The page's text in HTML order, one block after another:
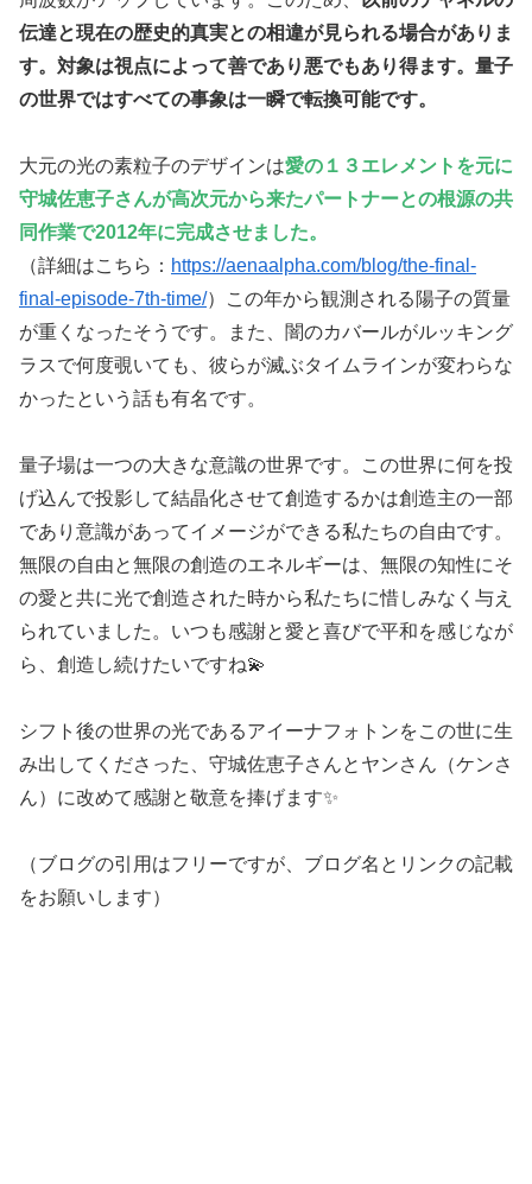
伝達と現在の歴史的真実との相違が見られる場合がありま
す。対象は視点によって善であり悪でもあり得ます。量子
の世界ではすべての事象は一瞬で転換可能です。
大元の光の素粒子のデザインは愛の１３エレメントを元に
守城佐恵子さんが高次元から来たパートナーとの根源の共
同作業で2012年に完成させました。
（詳細はこちら： https://aenaalpha.com/blog/the-final-
final-episode-7th-time/）この年から観測される陽子の質量
が重くなったそうです。また、闇のカバールがルッキング
ラスで何度覗いても、彼らが滅ぶタイムラインが変わらな
かったという話も有名です。
量子場は一つの大きな意識の世界です。この世界に何を投
げ込んで投影して結晶化させて創造するかは創造主の一部
であり意識があってイメージができる私たちの自由です。
無限の自由と無限の創造のエネルギーは、無限の知性にそ
の愛と共に光で創造された時から私たちに惜しみなく与え
られていました。いつも感謝と愛と喜びで平和を感じなが
ら、創造し続けたいですね💫
シフト後の世界の光であるアイーナフォトンをこの世に生
み出してくださった、守城佐恵子さんとヤンさん（ケンさ
ん）に改めて感謝と敬意を捧げます✨
（ブログの引用はフリーですが、ブログ名とリンクの記載
をお願いします）